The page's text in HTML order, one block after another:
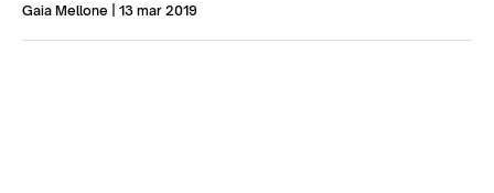
Gaia Mellone | 13 mar 2019